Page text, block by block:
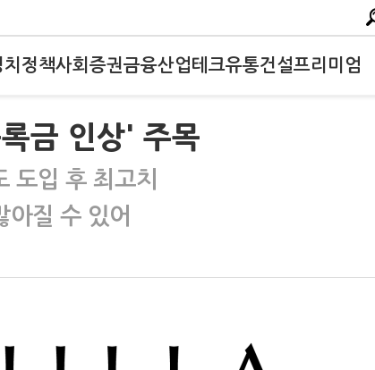
정책사회 증권금융산업테크유통건설프리미엄
금 인상' 주목
도입 후 최고치
질 수 있어